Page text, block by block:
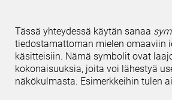
Tässä yhteydessä käytän sanaa
tiedostamattoman mielen omaaviin
käsitteisiin. Nämä symbolit ovat
kokonaisuuksia, joita voi lähestyä
näkökulmasta. Esimerkkeihin tulen